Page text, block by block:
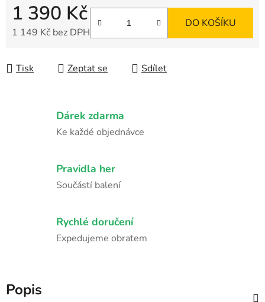
1 390 Kč
1 149 Kč bez DPH
DO KOŠÍKU
Tisk Zeptat se Sdílet
Dárek zdarma
Ke každé objednávce
Pravidla her
Součástí balení
Rychlé doručení
Expedujeme obratem
Popis